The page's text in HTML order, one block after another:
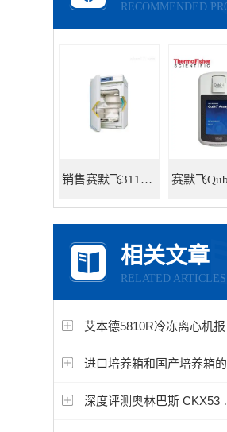
销售赛默飞311直热式CO2标准培养箱
相关文章
RELATED ARTICLES
艾本德5810R冷冻离心机报错“IMB”（不平衡）
进口培养箱和国产培养箱的都有哪些品牌比较好？
深度评测奥林巴斯 CKX53 倒置显微镜的性能与应用